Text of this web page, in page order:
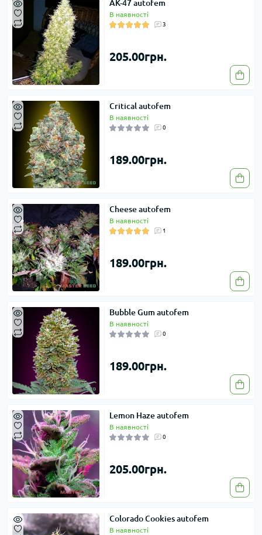
AK-47 autofem
В наявності
3
205.00грн.
Critical autofem
В наявності
0
189.00грн.
Cheese autofem
В наявності
1
189.00грн.
Bubble Gum autofem
В наявності
0
189.00грн.
Lemon Haze autofem
В наявності
0
205.00грн.
Colorado Cookies autofem
В наявності